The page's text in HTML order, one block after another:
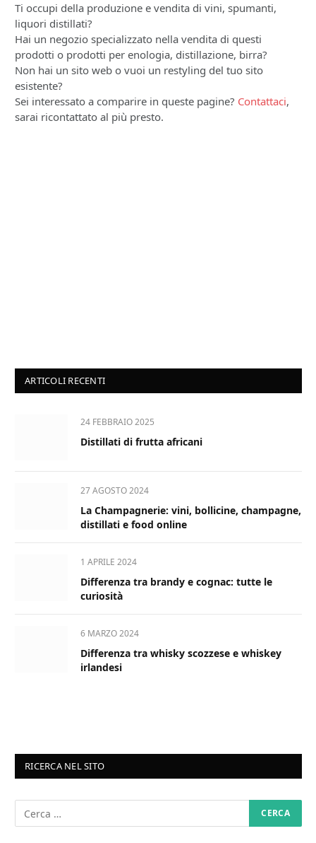
Ti occupi della produzione e vendita di vini, spumanti,
liquori distillati?
Hai un negozio specializzato nella vendita di questi
prodotti o prodotti per enologia, distillazione, birra?
Non hai un sito web o vuoi un restyling del tuo sito
esistente?
Sei interessato a comparire in queste pagine? Contattaci,
sarai ricontattato al più presto.
ARTICOLI RECENTI
24 FEBBRAIO 2025
Distillati di frutta africani
27 AGOSTO 2024
La Champagnerie: vini, bollicine, champagne,
distillati e food online
1 APRILE 2024
Differenza tra brandy e cognac: tutte le
curiosità
6 MARZO 2024
Differenza tra whisky scozzese e whiskey
irlandesi
RICERCA NEL SITO